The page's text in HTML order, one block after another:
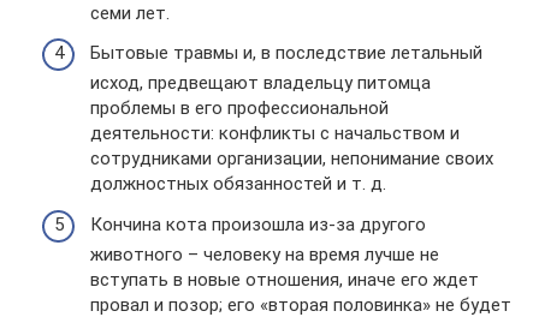
семи лет.
Бытовые травмы и, в последствие летальный
исход, предвещают владельцу питомца
проблемы в его профессиональной
деятельности: конфликты с начальством и
сотрудниками организации, непонимание своих
должностных обязанностей и т. д.
Кончина кота произошла из-за другого
животного – человеку на время лучше не
вступать в новые отношения, иначе его ждет
провал и позор; его «вторая половинка» не будет